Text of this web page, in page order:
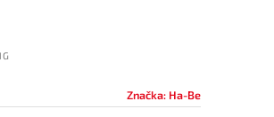
Značka: Ha-Be